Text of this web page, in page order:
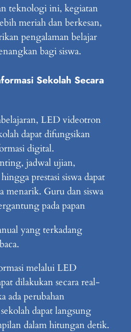
teknologi ini, kegiatan
meriah dan berkesan,
pengalaman belajar
bagi siswa.
Sekolah Secara
LED videotron
dapat difungsikan
digital.
jadwal ujian,
prestasi siswa dapat
menarik. Guru dan siswa
pada papan
yang terkadang
melalui LED
dilakukan secara real-
ada perubahan
dapat langsung
dalam hitungan detik.